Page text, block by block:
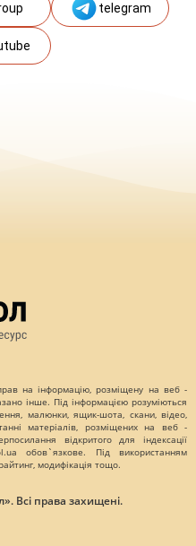
telegram
на інформацію, розміщену на веб -
інше. Під інформацією розуміються
малюнки, ящик-шота, скани, відео,
матеріалів, розміщених на веб -
відкритого для індексації
обов`язкове. Під використанням
модифікація тощо.
Всі права захищені.